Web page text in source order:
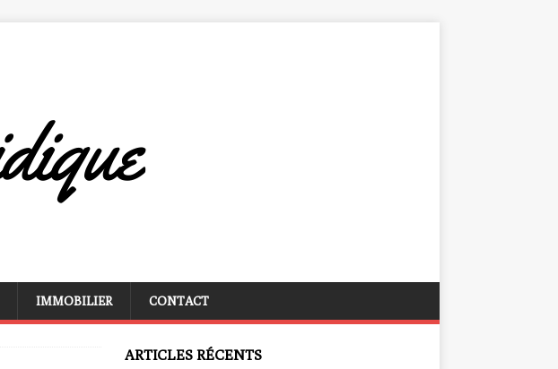
IMMOBILIER CONTACT
ARTICLES RÉCENTS